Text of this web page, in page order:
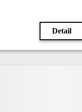
Detail